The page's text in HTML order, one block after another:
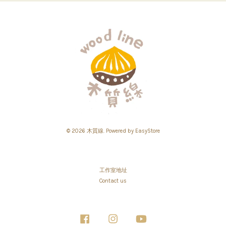
© 2026 木質線. Powered by EasyStore
工作室地址
Contact us
Facebook Instagram